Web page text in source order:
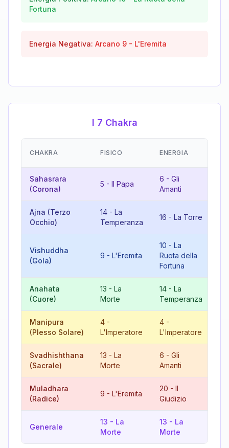
Fortuna
Energia Negativa: Arcano 9 - L'Eremita
I 7 Chakra
CHAKRA FISICO ENERGIA
Sahasrara
(Corona)
5 - Il Papa
6 - Gli
Amanti
Ajna (Terzo
Occhio)
14 - La
Temperanza
16 - La Torre
Vishuddha
(Gola)
9 - L'Eremita
10 - La
Ruota della
Fortuna
Anahata
(Cuore)
13 - La
Morte
14 - La
Temperanza
Manipura
(Plesso Solare)
4 -
L'Imperatore
4 -
L'Imperatore
Svadhishthana
(Sacrale)
13 - La
Morte
6 - Gli
Amanti
Muladhara
(Radice)
9 - L'Eremita
20 - Il
Giudizio
Generale
13 - La
Morte
13 - La
Morte